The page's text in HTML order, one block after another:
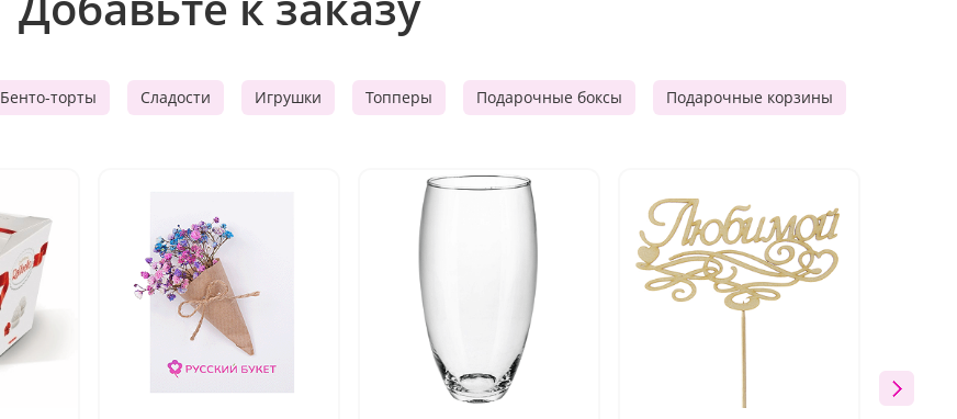
Бенто-торты Сладости Игрушки Топперы Подарочные боксы Подарочные корзины